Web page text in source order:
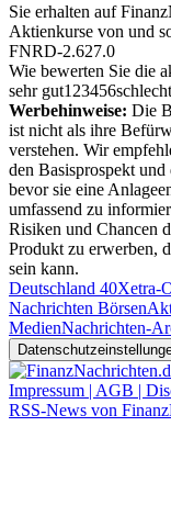
Sie erhalten auf
Aktienkurse von und
FNRD-2.627.0
Wie bewerten Sie die
sehr gut1 23456schlecht
Werbehinweise: Die
ist nicht als ihre
verstehen. Wir
den Basisprospekt
bevor sie eine
umfassend zu
Risiken und Chancen
Produkt zu erwerben,
sein kann.
Deutschland 40Xetra-
Nachrichten Börsen
MedienNachrichten-
Impressum | AGB |
RSS-News von